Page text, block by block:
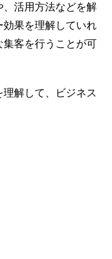
活用方法などを解
果を理解していれ
客を行うことが可
解して、ビジネス